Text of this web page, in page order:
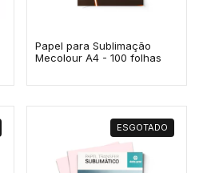
Papel para Sublimação
Mecolour A4 - 100 folhas
ESGOTADO